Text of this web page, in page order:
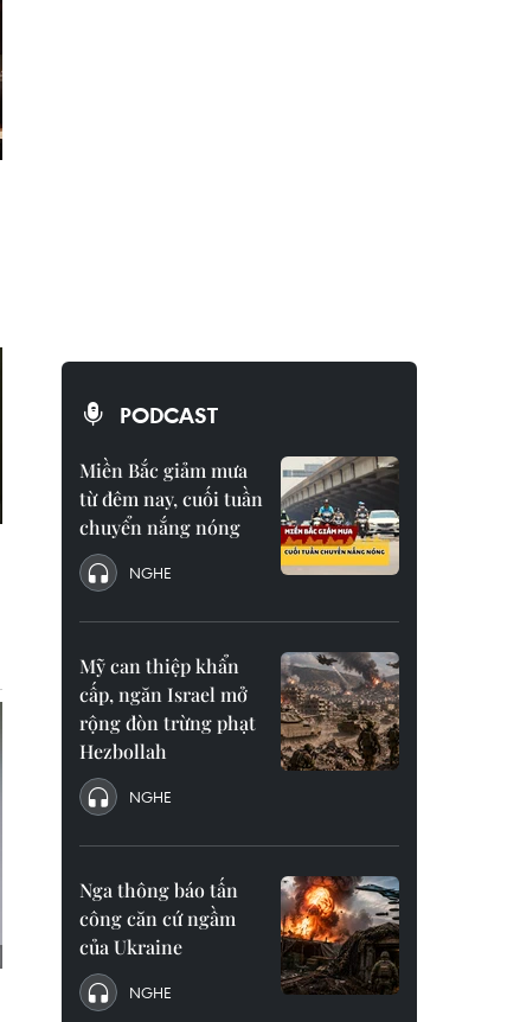
PODCAST
Miền Bắc giảm mưa
từ đêm nay, cuối tuần
chuyển nắng nóng
NGHE
Mỹ can thiệp khẩn
cấp, ngăn Israel mở
rộng đòn trừng phạt
Hezbollah
NGHE
Nga thông báo tấn
công căn cứ ngầm
của Ukraine
NGHE